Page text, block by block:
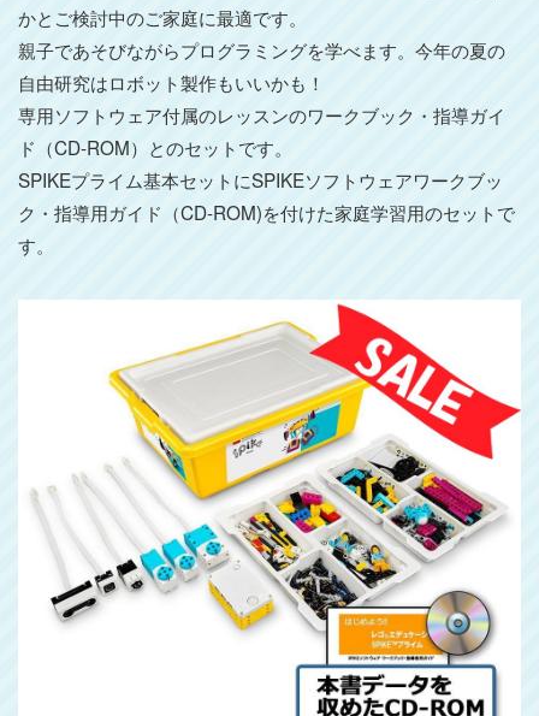
かとご検討中のご家庭に最適です。
親子であそびながらプログラミングを学べます。今年の夏の
自由研究はロボット製作もいいかも！
専用ソフトウェア付属のレッスンのワークブック・指導ガイ
ド（CD-ROM）とのセットです。
SPIKEプライム基本セットにSPIKEソフトウェアワークブッ
ク・指導用ガイド（CD-ROM)を付けた家庭学習用のセットで
す。